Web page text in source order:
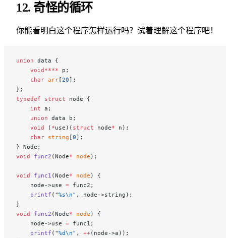
12. 奇怪的循环
你能看明白这个程序怎样运行吗？试着理解这个程序吧！
union data {
    void****
p;
    char
arr[20];
};
typedef struct node {
    int
a;
    union
data b;
    void
( *use)( struct node* n);
    char
string [0];
} Node;
void func2 (Node* node );
void func1 (Node* node ) {
    node->use
= func2;
    printf
( "%s\n" , node->string);
}
void func2 (Node* node ) {
    node->use
= func1;
    printf
( "%d\n" , ++(node->a));